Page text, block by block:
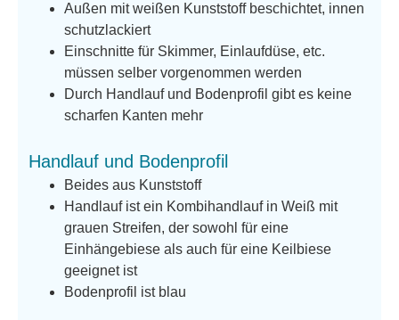
Außen mit weißen Kunststoff beschichtet, innen
schutzlackiert
Einschnitte für Skimmer, Einlaufdüse, etc.
müssen selber vorgenommen werden
Durch Handlauf und Bodenprofil gibt es keine
scharfen Kanten mehr
Handlauf und Bodenprofil
Beides aus Kunststoff
Handlauf ist ein Kombihandlauf in Weiß mit
grauen Streifen, der sowohl für eine
Einhängebiese als auch für eine Keilbiese
geeignet ist
Bodenprofil ist blau